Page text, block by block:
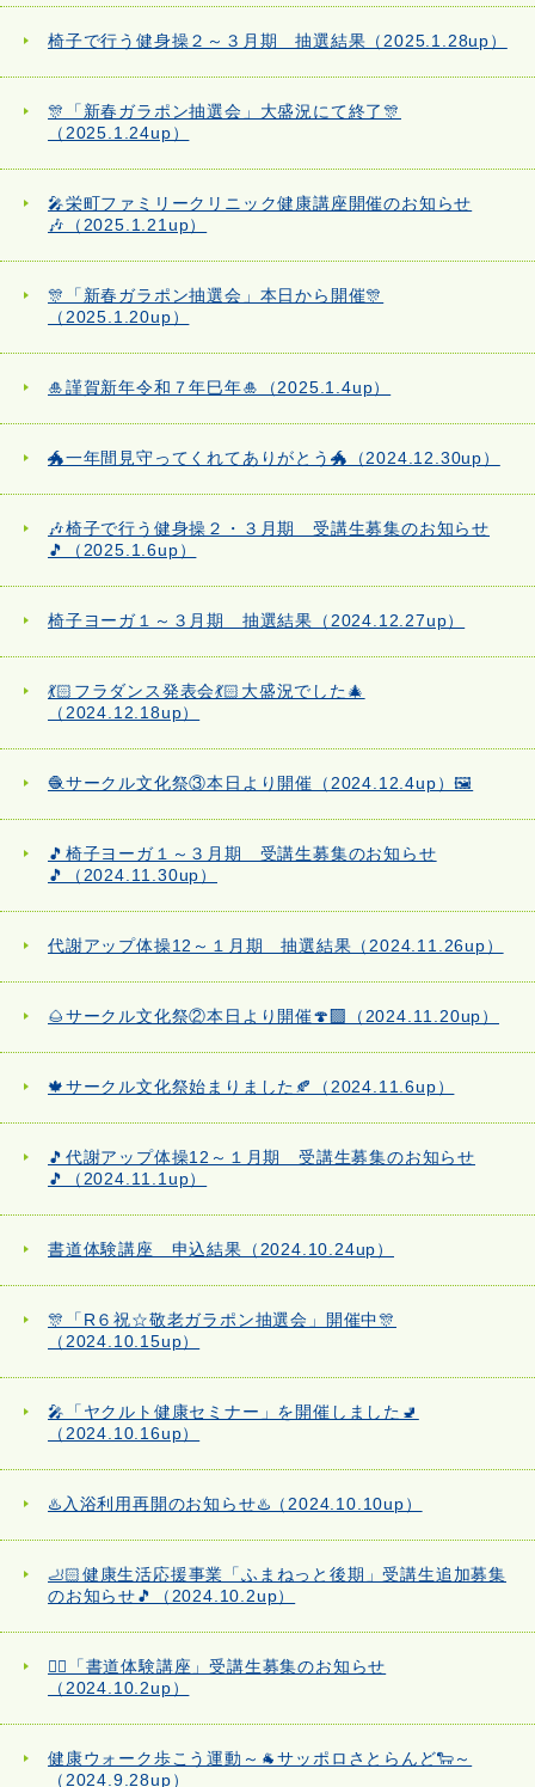
椅子で行う健身操２～３月期 抽選結果（2025.1.28up）
🎊「新春ガラポン抽選会」大盛況にて終了🎊
（2025.1.24up）
🎤栄町ファミリークリニック健康講座開催のお知らせ
🎶（2025.1.21up）
🎊「新春ガラポン抽選会」本日から開催🎊
（2025.1.20up）
🎍謹賀新年令和７年巳年🎍（2025.1.4up）
🐲一年間見守ってくれてありがとう🐲（2024.12.30up）
🎶椅子で行う健身操２・３月期 受講生募集のお知らせ
🎵（2025.1.6up）
椅子ヨーガ１～３月期 抽選結果（2024.12.27up）
💃🏻フラダンス発表会💃🏻大盛況でした🎄
（2024.12.18up）
🧶サークル文化祭③本日より開催（2024.12.4up）🖼️
🎵椅子ヨーガ１～３月期 受講生募集のお知らせ
🎵（2024.11.30up）
代謝アップ体操12～１月期 抽選結果（2024.11.26up）
🌰サークル文化祭②本日より開催🍄‍🟫（2024.11.20up）
🍁サークル文化祭始まりました🍂（2024.11.6up）
🎵代謝アップ体操12～１月期 受講生募集のお知らせ
🎵（2024.11.1up）
書道体験講座 申込結果（2024.10.24up）
🎊「R６祝☆敬老ガラポン抽選会」開催中🎊
（2024.10.15up）
🎤「ヤクルト健康セミナー」を開催しました🚽
（2024.10.16up）
♨️入浴利用再開のお知らせ♨️（2024.10.10up）
🦶🏻健康生活応援事業「ふまねっと後期」受講生追加募集
のお知らせ🎵（2024.10.2up）
✍🏻「書道体験講座」受講生募集のお知らせ
（2024.10.2up）
健康ウォーク歩こう運動～🐐サッポロさとらんど🐑～
（2024.9.28up）